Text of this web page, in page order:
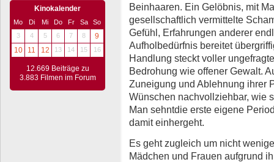
Kinokalender
Mo Di Mi Do Fr Sa
So
3
4 5 6 7 8
9
10
11 12 13 14 15 16
12.669 Beiträge zu
3.883 Filmen im Forum
Beinhaaren. Ein Gelöbnis, mit
gesellschaftlich vermittelte
Gefühl, Erfahrungen anderer
Aufholbedürfnis bereitet
Handlung steckt voller
Bedrohung wie offener Gewalt.
Zuneigung und Ablehnung ihrer
Wünschen nachvollziehbar, wie
Man sehntdie erste eigene
damit einhergeht.
Es geht zugleich um nicht
Mädchen und Frauen aufgrund